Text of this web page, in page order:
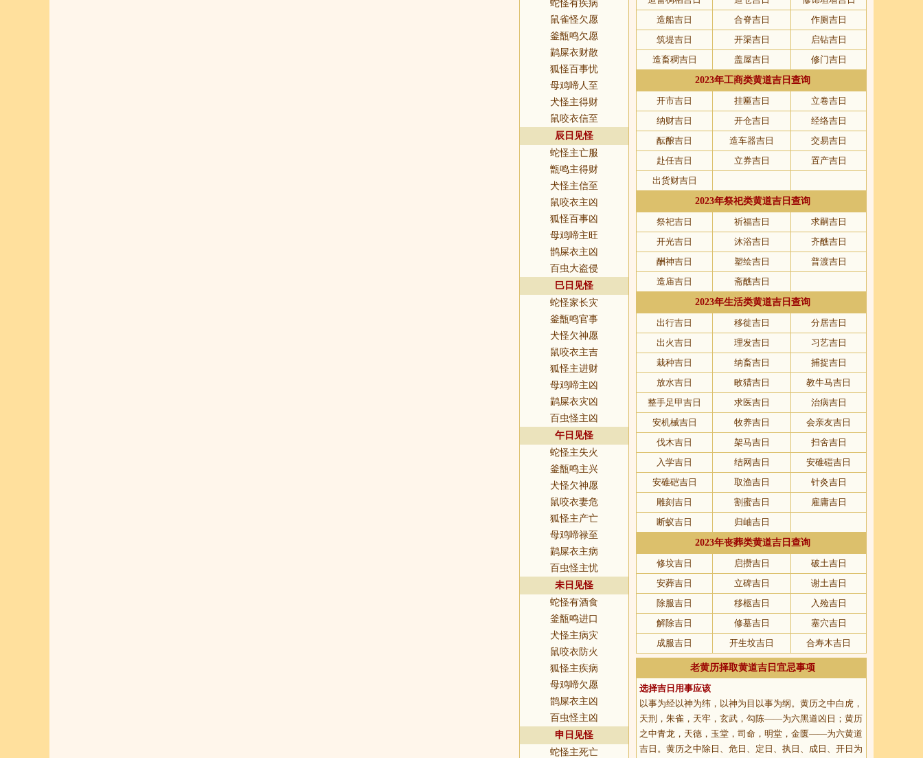
蛇怪有疾病
鼠雀怪欠愿
釜甑鸣欠愿
鹋屎衣财散
狐怪百事忧
母鸡啼人至
犬怪主得财
鼠咬衣信至
辰日见怪
蛇怪主亡服
甑鸣主得财
犬怪主信至
鼠咬衣主凶
狐怪百事凶
母鸡啼主旺
鹊屎衣主凶
百虫大盗侵
巳日见怪
蛇怪家长灾
釜甑鸣官事
犬怪欠神愿
鼠咬衣主吉
狐怪主进财
母鸡啼主凶
鹋屎衣灾凶
百虫怪主凶
午日见怪
蛇怪主失火
釜甑鸣主兴
犬怪欠神愿
鼠咬衣妻危
狐怪主产亡
母鸡啼禄至
鹋屎衣主病
百虫怪主忧
未日见怪
蛇怪有酒食
釜甑鸣进口
犬怪主病灾
鼠咬衣防火
狐怪主疾病
母鸡啼欠愿
鹊屎衣主凶
百虫怪主凶
申日见怪
蛇怪主死亡
造船吉日
合脊吉日
作厕吉日
筑堤吉日
开渠吉日
启钻吉日
造畜稠吉日
盖屋吉日
修门吉日
2023年工商类黄道吉日查询
开市吉日
挂匾吉日
立卷吉日
纳财吉日
开仓吉日
经络吉日
酝酿吉日
造车器吉日
交易吉日
赴任吉日
立券吉日
置产吉日
出货财吉日
2023年祭祀类黄道吉日查询
祭祀吉日
祈福吉日
求嗣吉日
开光吉日
沐浴吉日
齐醮吉日
酬神吉日
塑绘吉日
普渡吉日
造庙吉日
斋醮吉日
2023年生活类黄道吉日查询
出行吉日
移徙吉日
分居吉日
出火吉日
理发吉日
习艺吉日
栽种吉日
纳畜吉日
捕捉吉日
放水吉日
畋猎吉日
教牛马吉日
整手足甲吉日
求医吉日
治病吉日
安机械吉日
牧养吉日
会亲友吉日
伐木吉日
架马吉日
扫舍吉日
入学吉日
结网吉日
安碓磑吉日
安碓硙吉日
取渔吉日
针灸吉日
雕刻吉日
割蜜吉日
雇庸吉日
断蚁吉日
归岫吉日
2023年丧葬类黄道吉日查询
修坟吉日
启攒吉日
破土吉日
安葬吉日
立碑吉日
谢土吉日
除服吉日
移柩吉日
入殓吉日
解除吉日
修墓吉日
塞穴吉日
成服吉日
开生坟吉日 合寿木吉日
老黄历择取黄道吉日宜忌事项
选择吉日用事应该
以事为经以神为纬，以神为目以事为纲。黄历之中白虎，
天刑，朱雀，天牢，玄武，勾陈——为六黑道凶日；黄历
之中青龙，天德，玉堂，司命，明堂，金匮——为六黄道
吉日。黄历之中除日、危日、定日、执日、成日、开日为